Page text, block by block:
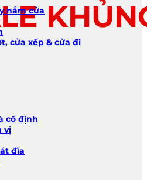
nắm cửa
cửa xếp & cửa đi
cố định
vị
đĩa